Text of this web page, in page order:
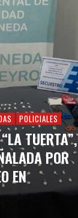
POLICIALES
TUERTA”,
POR
EN